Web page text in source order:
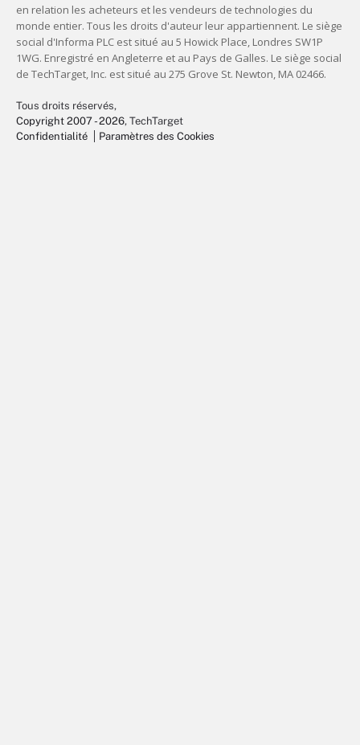
Tous droits réservés,
Copyright 2007 - 2026, TechTarget
Confidentialité
Paramètres des Cookies